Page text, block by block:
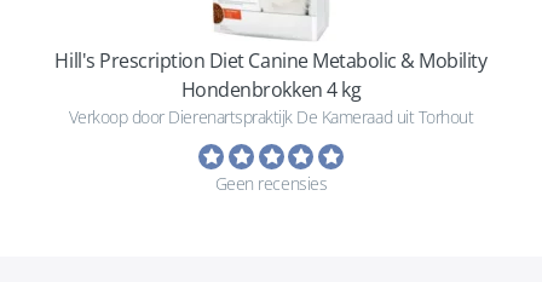
Hill's Prescription Diet Canine Metabolic & Mobility
Hondenbrokken 4 kg
Verkoop door Dierenartspraktijk De Kameraad uit Torhout
Geen recensies